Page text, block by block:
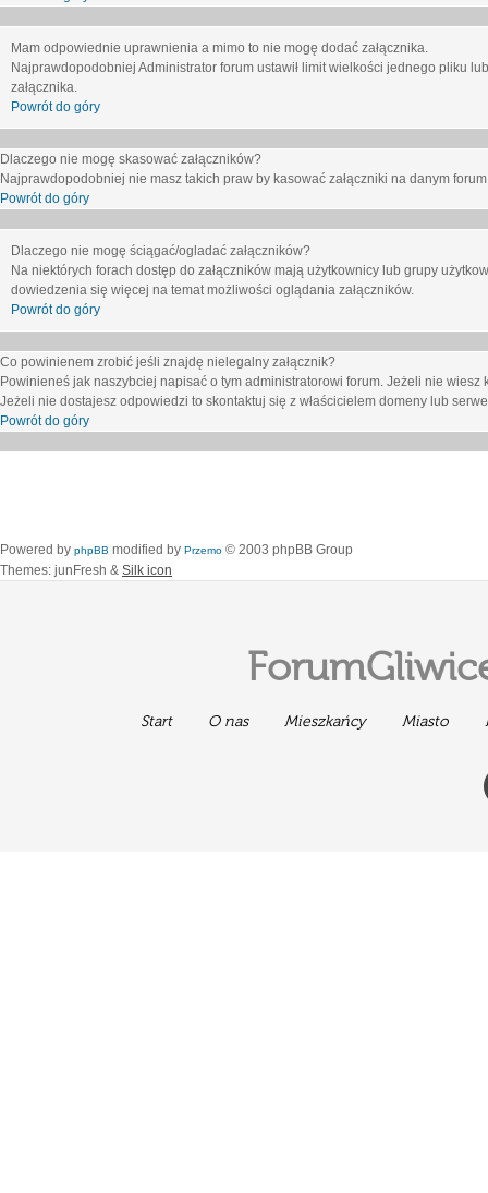
Mam odpowiednie uprawnienia a mimo to nie mogę dodać załącznika.
Najprawdopodobniej Administrator forum ustawił limit wielkości jednego pliku
załącznika.
Powrót do góry
Dlaczego nie mogę skasować załączników?
Najprawdopodobniej nie masz takich praw by kasować załączniki na danym
Powrót do góry
Dlaczego nie mogę ściągać/ogladać załączników?
Na niektórych forach dostęp do załączników mają użytkownicy lub grupy
dowiedzenia się więcej na temat możliwości oglądania załączników.
Powrót do góry
Co powinienem zrobić jeśli znajdę nielegalny załącznik?
Powinieneś jak naszybciej napisać o tym administratorowi forum. Jeżeli nie
Jeżeli nie dostajesz odpowiedzi to skontaktuj się z właścicielem domeny lub
Powrót do góry
Powered by phpBB modified by Przemo © 2003 phpBB Group
Themes: junFresh & Silk icon
Start O nas Mieszkańcy Miasto